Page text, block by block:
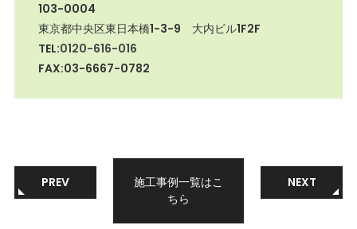
103-0004
東京都中央区東日本橋1-3-9 大内ビル1F2F
TEL:0120-616-016
FAX:03-6667-0782
PREV
施工事例一覧はこ
ちら
NEXT